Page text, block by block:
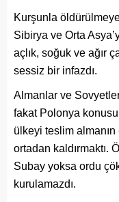
Kurşunla
Sibirya ve Orta
açlık, soğuk ve ağır
sessiz bir infazdı.
Almanlar ve
fakat Polonya
ülkeyi teslim almanın
ortadan kaldırmaktı.
Subay yoksa ordu
kurulamazdı.